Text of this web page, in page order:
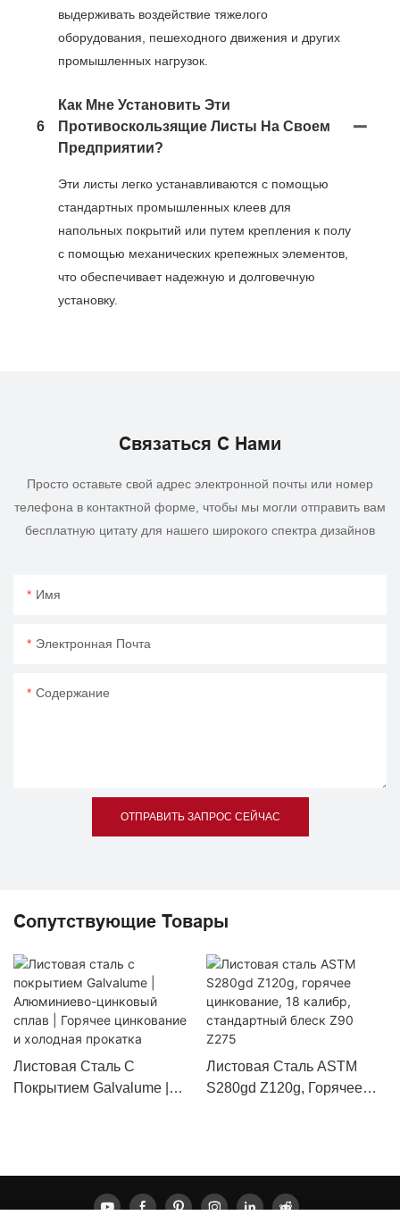
выдерживать воздействие тяжелого
оборудования, пешеходного движения и других
промышленных нагрузок.
6
Как Мне Установить Эти
Противоскользящие Листы На Своем
Предприятии?
Эти листы легко устанавливаются с помощью
стандартных промышленных клеев для
напольных покрытий или путем крепления к полу
с помощью механических крепежных элементов,
что обеспечивает надежную и долговечную
установку.
Связаться С Нами
Просто оставьте свой адрес электронной почты или номер
телефона в контактной форме, чтобы мы могли отправить вам
бесплатную цитату для нашего широкого спектра дизайнов
Имя
Электронная Почта
Содержание
ОТПРАВИТЬ ЗАПРОС СЕЙЧАС
Сопутствующие Товары
Листовая Сталь С
Покрытием Galvalume |
Прокатка
Листовая Сталь ASTM
S280gd Z120g, Горячее